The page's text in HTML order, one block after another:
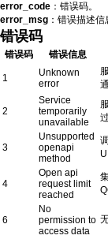
error_code ：错误码。
error_msg ：错误描述
错误码
错误码 错误信息
1
Unknown
error
2
Service
temporarily
unavailable
3
Unsupported
openapi
method
4
Open api
request limit
reached
6
No
permission to
access data